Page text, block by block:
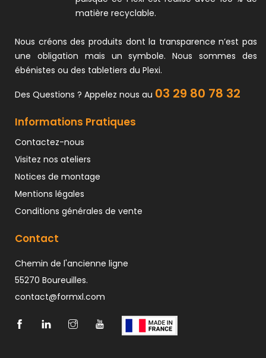
matière recyclable.
Nous créons des produits dont la transparence n’est pas
une obligation mais un symbole. Nous sommes des
ébénistes ou des tabletiers du Plexi.
Des Questions ? Appelez nous au 03 29 80 78 32
Informations Pratiques
Contactez-nous
Visitez nos ateliers
Notices de montage
Mentions légales
Conditions générales de vente
Contact
Chemin de l'ancienne ligne
55270 Boureuilles.
contact@formxl.com